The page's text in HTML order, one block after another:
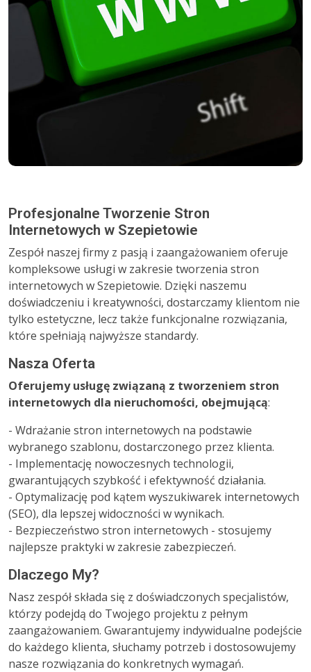
Profesjonalne Tworzenie Stron
Internetowych w Szepietowie
Zespół naszej firmy z pasją i zaangażowaniem oferuje
kompleksowe usługi w zakresie tworzenia stron
internetowych w Szepietowie. Dzięki naszemu
doświadczeniu i kreatywności, dostarczamy klientom nie
tylko estetyczne, lecz także funkcjonalne rozwiązania,
które spełniają najwyższe standardy.
Nasza Oferta
Oferujemy usługę związaną z tworzeniem stron
internetowych dla nieruchomości, obejmującą:
- Wdrażanie stron internetowych na podstawie
wybranego szablonu, dostarczonego przez klienta.
- Implementację nowoczesnych technologii,
gwarantujących szybkość i efektywność działania.
- Optymalizację pod kątem wyszukiwarek internetowych
(SEO), dla lepszej widoczności w wynikach.
- Bezpieczeństwo stron internetowych - stosujemy
najlepsze praktyki w zakresie zabezpieczeń.
Dlaczego My?
Nasz zespół składa się z doświadczonych specjalistów,
którzy podejdą do Twojego projektu z pełnym
zaangażowaniem. Gwarantujemy indywidualne podejście
do każdego klienta, słuchamy potrzeb i dostosowujemy
nasze rozwiązania do konkretnych wymagań.